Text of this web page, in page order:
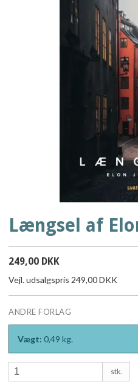
Længsel af
249,00 DKK
Vejl. udsalgspris 249,00 DKK
ANDRE FORLAG
Vægt: 0,49 kg.
stk.